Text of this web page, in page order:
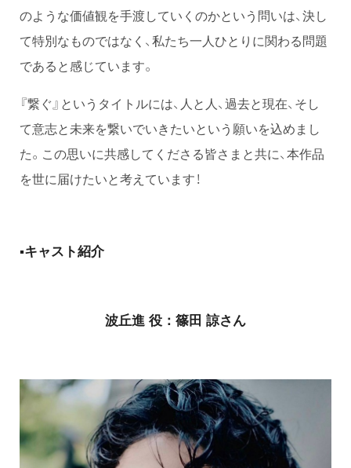
のような価値観を手渡していくのかという問いは、決し
て特別なものではなく、私たち一人ひとりに関わる問題
であると感じています。
『繋ぐ』というタイトルには、人と人、過去と現在、そし
て意志と未来を繋いでいきたいという願いを込めまし
た。この思いに共感してくださる皆さまと共に、本作品
を世に届けたいと考えています！
▪️キャスト紹介
波丘進 役：篠田 諒さん